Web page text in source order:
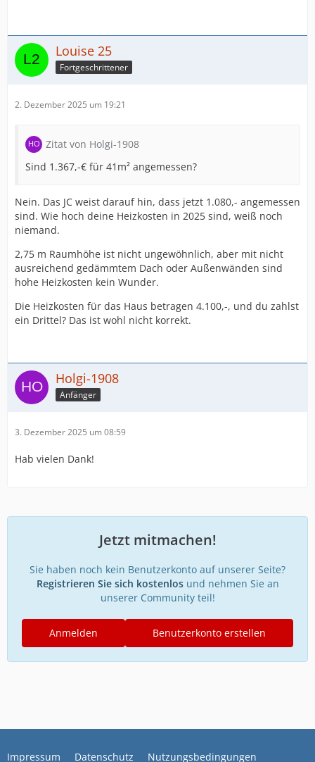
Louise 25
Fortgeschrittener
2. Dezember 2025 um 19:21
Zitat von Holgi-1908
Sind 1.367,-€ für 41m² angemessen?
Nein. Das JC weist darauf hin, dass jetzt 1.080,- angemessen
sind. Wie hoch deine Heizkosten in 2025 sind, weiß noch
niemand.
2,75 m Raumhöhe ist nicht ungewöhnlich, aber mit nicht
ausreichend gedämmtem Dach oder Außenwänden sind
hohe Heizkosten kein Wunder.
Die Heizkosten für das Haus betragen 4.100,-, und du zahlst
ein Drittel? Das ist wohl nicht korrekt.
Holgi-1908
Anfänger
3. Dezember 2025 um 08:59
Hab vielen Dank!
Jetzt mitmachen!
Sie haben noch kein Benutzerkonto auf unserer Seite?
Registrieren Sie sich kostenlosund nehmen Sie an
unserer Community teil!
Benutzerkonto erstellen
Anmelden
Impressum Datenschutz Nutzungsbedingungen